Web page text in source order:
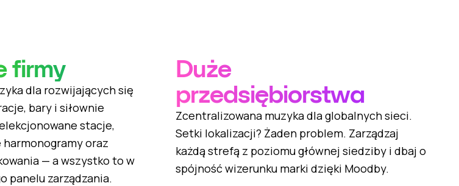
firmy
dla rozwijających się
bary i siłownie
stacje,
harmonogramy oraz
— a wszystko to w
panelu zarządzania.
Duże
przedsiębiorstwa
Zcentralizowana muzyka dla globalnych sieci.
Setki lokalizacji? Żaden problem. Zarządzaj
każdą strefą z poziomu głównej siedziby i dbaj o
spójność wizerunku marki dzięki Moodby.